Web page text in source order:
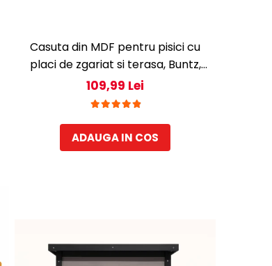
Casuta din MDF pentru pisici cu
placi de zgariat si terasa, Buntz,
pentru interior, 59x28.5x35cm,
Maro
109,99 Lei
ADAUGA IN COS